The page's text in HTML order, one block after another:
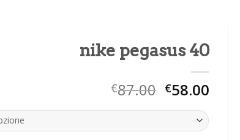
nike pegasus 40
€87.00 €58.00